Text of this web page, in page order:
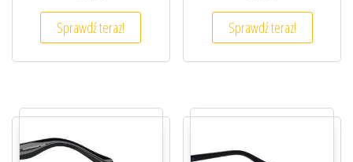
Sprawdź teraz! Sprawdź teraz!